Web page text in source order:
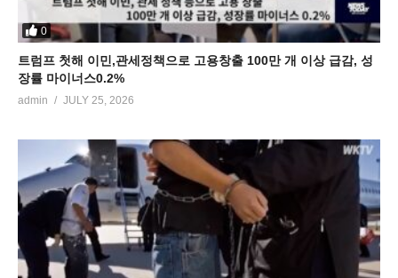
0
트럼프 첫해 이민,관세정책으로 고용창출 100만 개 이상 급감, 성
장률 마이너스0.2%
admin JULY 25, 2026